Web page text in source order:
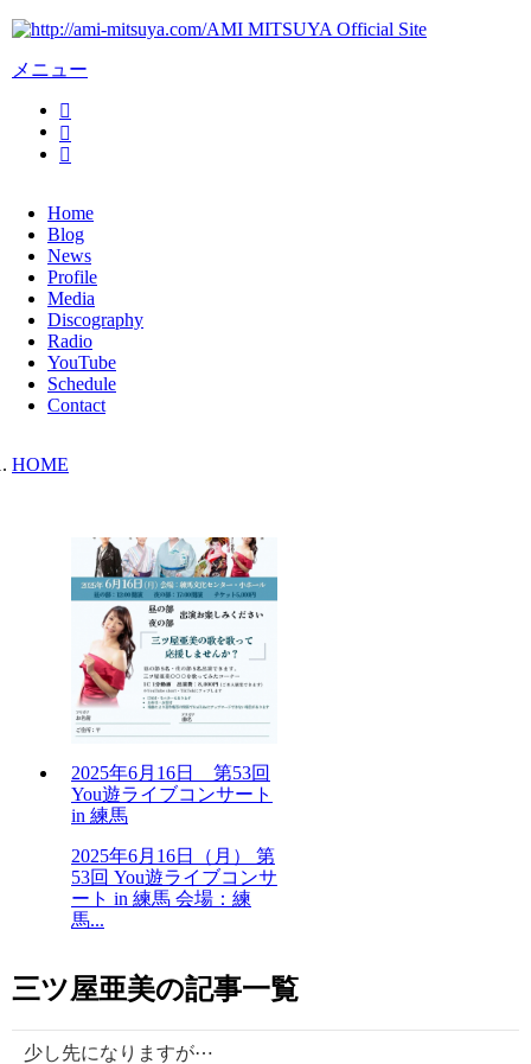
AMI MITSUYA Official Site
メニュー
Home
Blog
News
Profile
Media
Discography
Radio
YouTube
Schedule
Contact
HOME
2025年6月16日 第53回
You遊ライブコンサート
in 練馬
2025年6月16日（月） 第
53回 You遊ライブコンサ
ート in 練馬 会場：練
馬...
三ツ屋亜美の記事一覧
少し先になりますが⋯